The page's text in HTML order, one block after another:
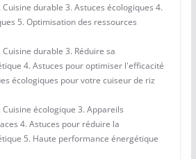
durable 3. Astuces écologiques 4.
5. Optimisation des ressources
durable 3. Réduire sa
4. Astuces pour optimiser l'efficacité
écologiques pour votre cuiseur de riz
écologique 3. Appareils
4. Astuces pour réduire la
5. Haute performance énergétique